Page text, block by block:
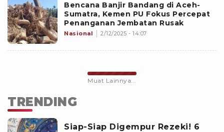
Bencana Banjir Bandang di Aceh-
Sumatra, Kemen PU Fokus Percepat
Penanganan Jembatan Rusak
Nasional 2/12/2025 - 14:07
Muat Lainnya...
TRENDING
Siap-Siap Digempur Rezeki! 6